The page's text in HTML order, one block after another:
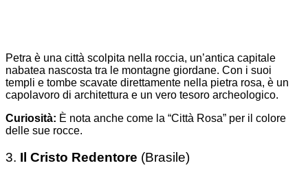
Petra è una città scolpita nella roccia, un’antica capitale
nabatea nascosta tra le montagne giordane. Con i suoi
templi e tombe scavate direttamente nella pietra rosa, è un
capolavoro di architettura e un vero tesoro archeologico.
Curiosità: È nota anche come la “Città Rosa” per il colore
delle sue rocce.
3. Il Cristo Redentore (Brasile)